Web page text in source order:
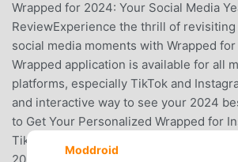
Wrapped for 2024: Your Social Media
ReviewExperience the thrill of
social media moments with Wrapped
Wrapped application is available for all
platforms, especially TikTok and
and interactive way to see your 2024
to Get Your Personalized Wrapped for
TikTok Stories:1- Download: Download
Moddroid